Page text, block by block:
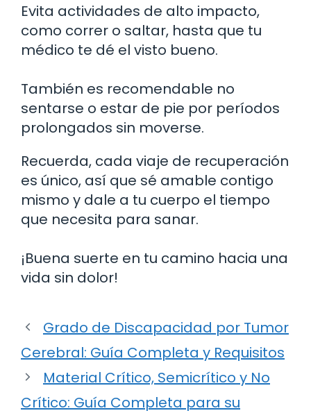
Evita actividades de alto impacto,
como correr o saltar, hasta que tu
médico te dé el visto bueno.
También es recomendable no
sentarse o estar de pie por períodos
prolongados sin moverse.
Recuerda, cada viaje de recuperación
es único, así que sé amable contigo
mismo y dale a tu cuerpo el tiempo
que necesita para sanar.
¡Buena suerte en tu camino hacia una
vida sin dolor!
Grado de Discapacidad por Tumor
Cerebral: Guía Completa y Requisitos
Material Crítico, Semicrítico y No
Crítico: Guía Completa para su